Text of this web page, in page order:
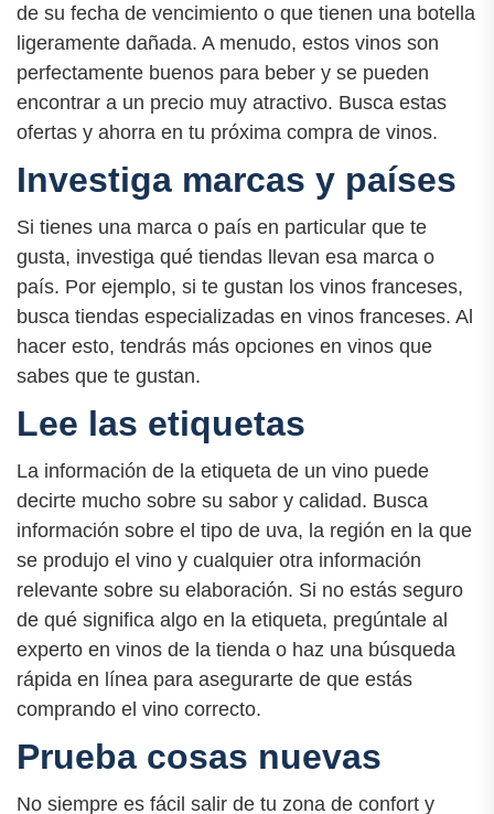
de su fecha de vencimiento o que tienen una botella
ligeramente dañada. A menudo, estos vinos son
perfectamente buenos para beber y se pueden
encontrar a un precio muy atractivo. Busca estas
ofertas y ahorra en tu próxima compra de vinos.
Investiga marcas y países
Si tienes una marca o país en particular que te
gusta, investiga qué tiendas llevan esa marca o
país. Por ejemplo, si te gustan los vinos franceses,
busca tiendas especializadas en vinos franceses. Al
hacer esto, tendrás más opciones en vinos que
sabes que te gustan.
Lee las etiquetas
La información de la etiqueta de un vino puede
decirte mucho sobre su sabor y calidad. Busca
información sobre el tipo de uva, la región en la que
se produjo el vino y cualquier otra información
relevante sobre su elaboración. Si no estás seguro
de qué significa algo en la etiqueta, pregúntale al
experto en vinos de la tienda o haz una búsqueda
rápida en línea para asegurarte de que estás
comprando el vino correcto.
Prueba cosas nuevas
No siempre es fácil salir de tu zona de confort y